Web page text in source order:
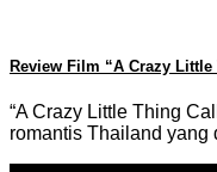
Review Film “A Crazy
“A Crazy Little Thing
romantis Thailand yang